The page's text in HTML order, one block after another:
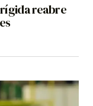
reabre